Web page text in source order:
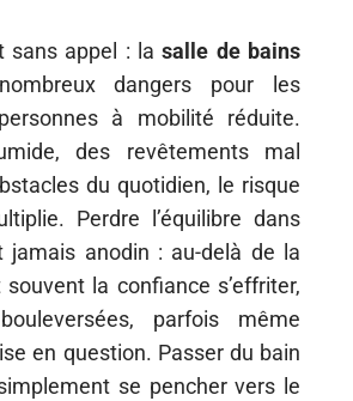
sans appel : lasalle de bains
dangers pour les
à mobilité réduite.
des revêtements mal
du quotidien, le risque
Perdre l’équilibre dans
jamais anodin : au-delà de la
la confiance s’effriter,
parfois même
en question. Passer du bain
se pencher vers le